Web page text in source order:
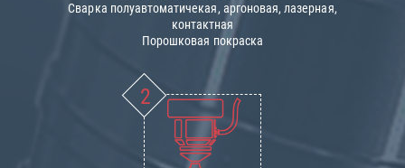
Сварка полуавтоматичекая, аргоновая, лазерная,
контактная
Порошковая покраска